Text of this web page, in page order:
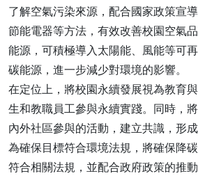
了解空氣污染來源，配合國家政策宣
節能電器等方法，有效改善校園空氣
能源，可積極導入太陽能、風能等可
碳能源，進一步減少對環境的影響。
在定位上，將校園永續發展視為教育
生和教職員工參與永續實踐。同時，
內外社區參與的活動，建立共識，形成
為確保目標符合環境法規，將確保降
符合相關法規，並配合政府政策的推